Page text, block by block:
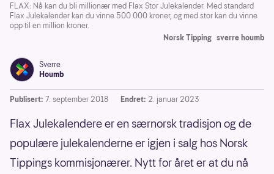
FLAX: Nå kan du bli millionær med Flax Stor Julekalender. Med standard
Flax Julekalender kan du vinne 500 000 kroner, og med stor kan du vinne
opp til en million kroner.
Norsk Tipping sverre houmb
Sverre
Houmb
Publisert: 7. september 2018 Endret: 2. januar 2023
Flax Julekalendere er en særnorsk tradisjon og de
populære julekalenderne er igjen i salg hos Norsk
Tippings kommisjonærer. Nytt for året er at du nå